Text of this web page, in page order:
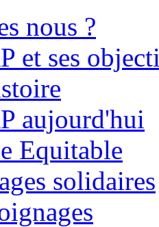
nous ?
et ses
aujourd'hui
Equitable
solidaires